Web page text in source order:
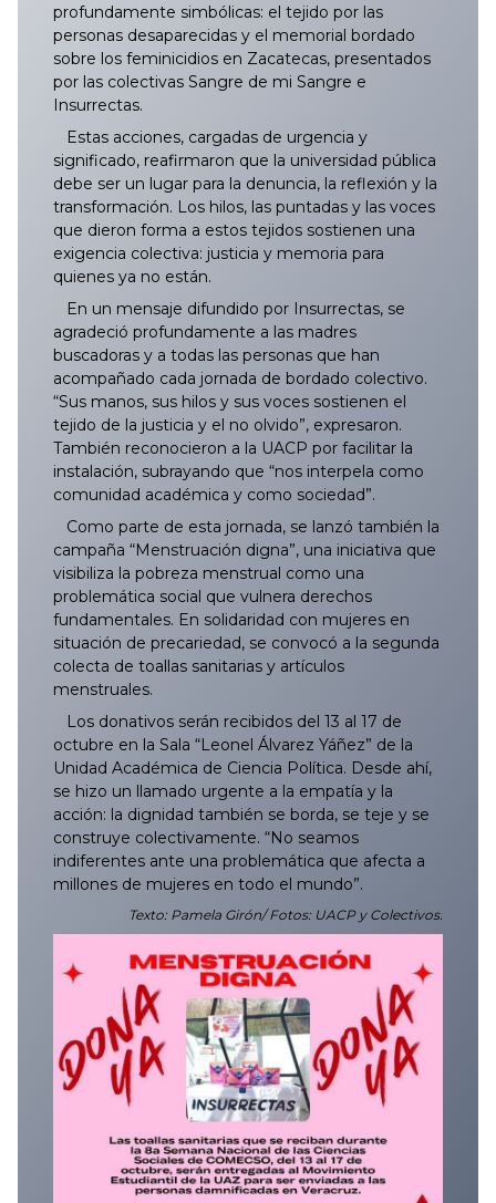
profundamente simbólicas: el tejido por las
personas desaparecidas y el memorial bordado
sobre los feminicidios en Zacatecas, presentados
por las colectivas Sangre de mi Sangre e
Insurrectas.
Estas acciones, cargadas de urgencia y
significado, reafirmaron que la universidad pública
debe ser un lugar para la denuncia, la reflexión y la
transformación. Los hilos, las puntadas y las voces
que dieron forma a estos tejidos sostienen una
exigencia colectiva: justicia y memoria para
quienes ya no están.
En un mensaje difundido por Insurrectas, se
agradeció profundamente a las madres
buscadoras y a todas las personas que han
acompañado cada jornada de bordado colectivo.
“Sus manos, sus hilos y sus voces sostienen el
tejido de la justicia y el no olvido”, expresaron.
También reconocieron a la UACP por facilitar la
instalación, subrayando que “nos interpela como
comunidad académica y como sociedad”.
Como parte de esta jornada, se lanzó también la
campaña “Menstruación digna”, una iniciativa que
visibiliza la pobreza menstrual como una
problemática social que vulnera derechos
fundamentales. En solidaridad con mujeres en
situación de precariedad, se convocó a la segunda
colecta de toallas sanitarias y artículos
menstruales.
Los donativos serán recibidos del 13 al 17 de
octubre en la Sala “Leonel Álvarez Yáñez” de la
Unidad Académica de Ciencia Política. Desde ahí,
se hizo un llamado urgente a la empatía y la
acción: la dignidad también se borda, se teje y se
construye colectivamente. “No seamos
indiferentes ante una problemática que afecta a
millones de mujeres en todo el mundo”.
Texto: Pamela Girón/ Fotos: UACP y Colectivos.